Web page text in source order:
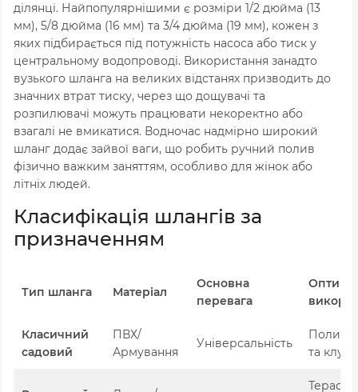
ділянці. Найпопулярнішими є розміри 1/2 дюйма (13
мм), 5/8 дюйма (16 мм) та 3/4 дюйма (19 мм), кожен з
яких підбирається під потужність насоса або тиск у
центральному водопроводі. Використання занадто
вузького шланга на великих відстанях призводить до
значних втрат тиску, через що дощувачі та
розпилювачі можуть працювати некоректно або
взагалі не вмикатися. Водночас надмірно широкий
шланг додає зайвої ваги, що робить ручний полив
фізично важким заняттям, особливо для жінок або
літніх людей.
Класифікація шлангів за
призначенням
Тип шланга Матеріал
Основна
перевага
Класичний
садовий
ПВХ/
Армування
Універсальність
Полив
та
Тераси,